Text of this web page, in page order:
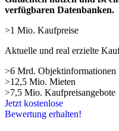
verfügbaren Datenbanken.
>1 Mio. Kaufpreise
Aktuelle und real erzielte
>6 Mrd. Objektinformationen
>12,5 Mio. Mieten
>7,5 Mio. Kaufpreisangebote
Jetzt kostenlose
Bewertung erhalten!